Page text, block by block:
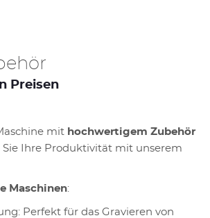
Preisen
mit hochwertigem Zubehör
Sie Ihre Produktivität mit unserem
Maschinen:
Perfekt für das Gravieren von